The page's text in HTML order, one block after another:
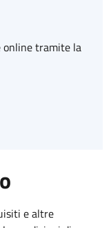
online tramite la
e altre